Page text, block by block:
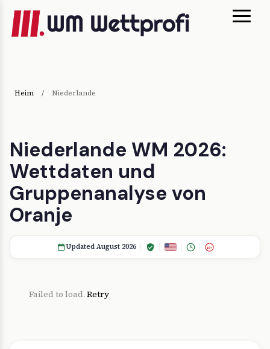
Heim / Niederlande
Niederlande WM 2026:
Wettdaten und
Gruppenanalyse von
Oranje
Updated August 2026 18+
Failed to load. Retry